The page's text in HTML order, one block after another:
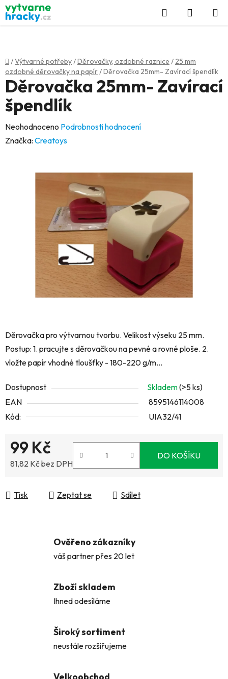
Přejít
na
obsah
Hledat
KOŠÍK
Domů
/Výtvarné potřeby/Děrovačky, ozdobné raznice / 25 mm
ozdobné děrovačky na papír/Děrovačka 25mm- Zavírací špendlík
Děrovačka pro výtvarnou tvorbu. Velikost výseku 25 mm.
Postup: 1. pracujte s děrovačkou na pevné a rovné ploše. 2.
vložte papír vhodné tloušťky - 180-220 g/m...
Dostupnost Skladem(>5 ks)
EAN
8595146114008
Kód:
UIA32/41
99 Kč
81,82 Kč bez DPH
DO KOŠÍKU
Tisk Zeptat se Sdílet
Děrovačka 25mm- Zavírací
špendlík
Průměrné
hodnocení
Neohodnoceno Podrobnosti hodnocení
Značka: Creatoys
Ověřeno zákazníky
váš partner přes 20 let
Zboží skladem
Ihned odesíláme
Široký sortiment
neustále rozšiřujeme